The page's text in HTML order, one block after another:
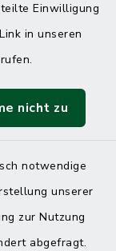
Einwilligung
in unseren
nicht zu
notwendige
unserer
zur Nutzung
abgefragt.